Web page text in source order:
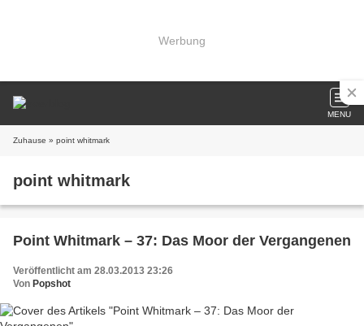
Werbung
MENU
Zuhause » point whitmark
point whitmark
Point Whitmark – 37: Das Moor der Vergangenen
Veröffentlicht am 28.03.2013 23:26
Von Popshot